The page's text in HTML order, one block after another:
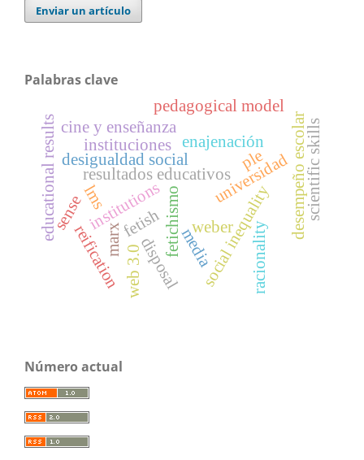
Enviar un artículo
Palabras clave
universidad
fetichismo
resultados educativos desempeño escolar
social inequality
desigualdad social
racionality
weber
institutions
instituciones
fetish
disposal
reification
enajenación
marx
educational results
media
cine y enseñanza scientific skills
ple
lms
web 3.0
pedagogical model
sense
Número actual